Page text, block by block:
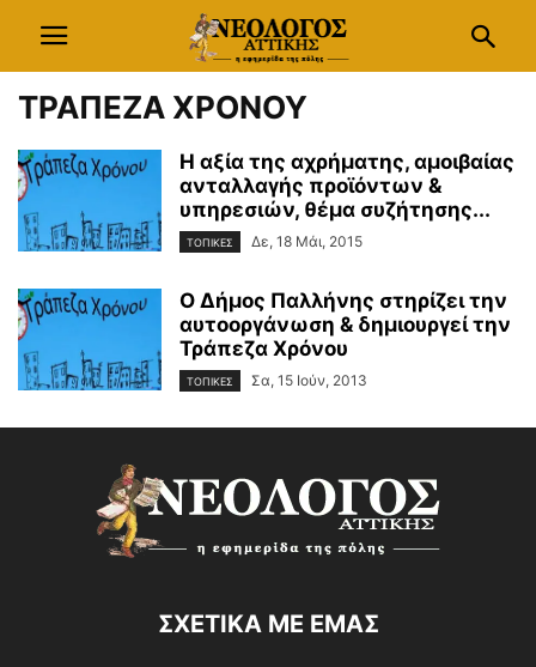
ΤΡΑΠΕΖΑ ΧΡΟΝΟΥ
Η αξία της αχρήματης, αμοιβαίας
ανταλλαγής προϊόντων &
υπηρεσιών, θέμα συζήτησης...
ΤΟΠΙΚΕΣ Δε, 18 Μάι, 2015
Ο Δήμος Παλλήνης στηρίζει την
αυτοοργάνωση & δημιουργεί την
Τράπεζα Χρόνου
ΤΟΠΙΚΕΣ Σα, 15 Ιούν, 2013
ΣΧΕΤΙΚΑ ΜΕ ΕΜΑΣ